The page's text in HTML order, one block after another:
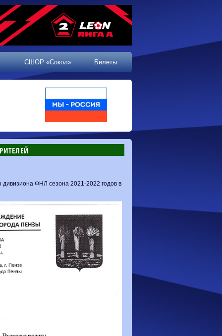
СШОР «Сокол» Билеты
дивизиона ФНЛ сезона 2021-2022 годов в